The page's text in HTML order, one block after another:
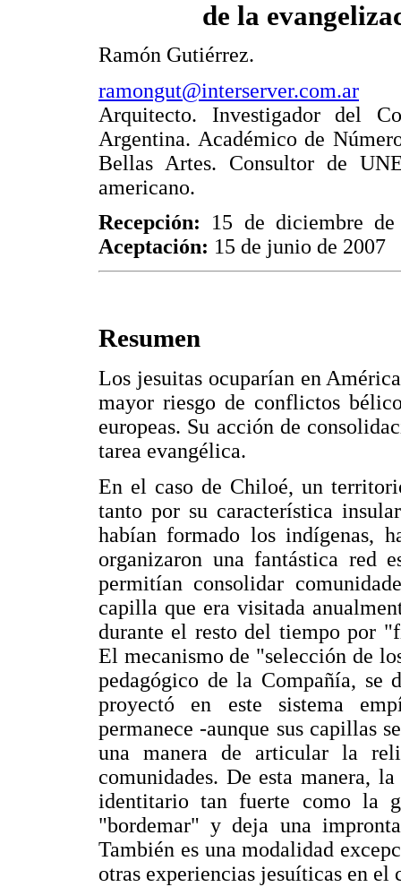
de la
Ramón Gutiérrez.
ramongut@interserver.com.ar
Arquitecto. Investigador del
Argentina. Académico de
Bellas Artes. Consultor de
americano.
Recepción: 15 de diciembre
Aceptación: 15 de junio de 2007
Resumen
Los jesuitas ocuparían en
mayor riesgo de conflictos
europeas. Su acción de
tarea evangélica.
En el caso de Chiloé, un
tanto por su característica
habían formado los indígenas,
organizaron una fantástica red
permitían consolidar
capilla que era visitada
durante el resto del tiempo por
El mecanismo de "selección de
pedagógico de la Compañía, se
proyectó en este sistema
permanece -aunque sus capillas
una manera de articular la
comunidades. De esta manera,
identitario tan fuerte como la
"bordemar" y deja una
También es una modalidad
otras experiencias jesuíticas en el